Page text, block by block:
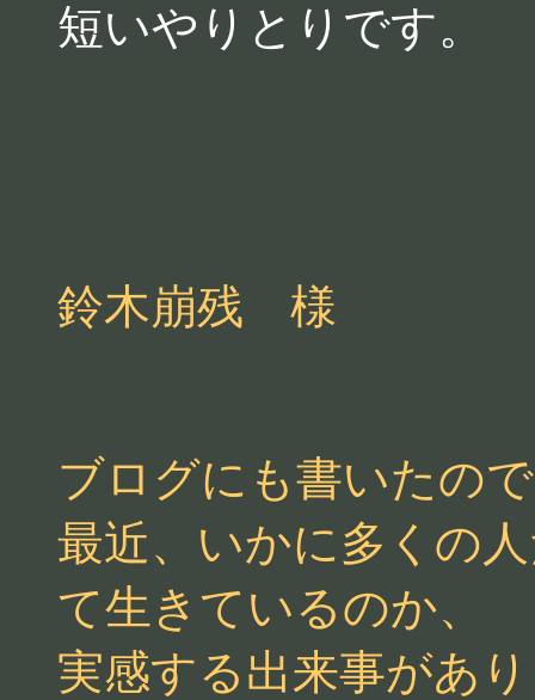
短いやりとりです。
鈴木崩残 様
ブログにも書いたの
最近、いかに多くの
て生きているのか、
実感する出来事があ